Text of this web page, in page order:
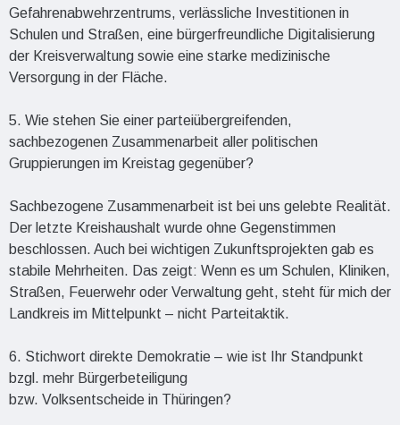
Gefahrenabwehrzentrums, verlässliche Investitionen in
Schulen und Straßen, eine bürgerfreundliche Digitalisierung
der Kreisverwaltung sowie eine starke medizinische
Versorgung in der Fläche.
5. Wie stehen Sie einer parteiübergreifenden,
sachbezogenen Zusammenarbeit aller politischen
Gruppierungen im Kreistag gegenüber?
Sachbezogene Zusammenarbeit ist bei uns gelebte Realität.
Der letzte Kreishaushalt wurde ohne Gegenstimmen
beschlossen. Auch bei wichtigen Zukunftsprojekten gab es
stabile Mehrheiten. Das zeigt: Wenn es um Schulen, Kliniken,
Straßen, Feuerwehr oder Verwaltung geht, steht für mich der
Landkreis im Mittelpunkt – nicht Parteitaktik.
6. Stichwort direkte Demokratie – wie ist Ihr Standpunkt
bzgl. mehr Bürgerbeteiligung
bzw. Volksentscheide in Thüringen?